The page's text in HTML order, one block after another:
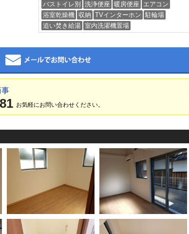
バストイレ別
洗浄便座 暖房便座
エアコン
浴室乾燥機 収納 TVインターホン 駐輪場
追い焚き給湯 室内洗濯機置場
事
お気軽にお問い合わせください。